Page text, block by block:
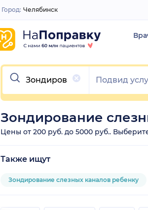
Закрыть
Город: Челябинск
Очистить
Зондирование
Цены от 200 руб. до 5000 руб..
Также ищут
Зондирование слезных каналов ребенку